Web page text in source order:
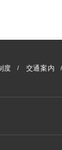
度 交通案内